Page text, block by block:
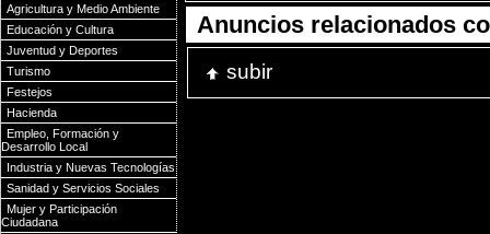
Agricultura y Medio Ambiente
Educación y Cultura
Juventud y Deportes
Turismo
Festejos
Hacienda
Empleo, Formación y
Desarrollo Local
Industria y Nuevas Tecnologías
Sanidad y Servicios Sociales
Mujer y Participación
Ciudadana
Anuncios relacionados
subir